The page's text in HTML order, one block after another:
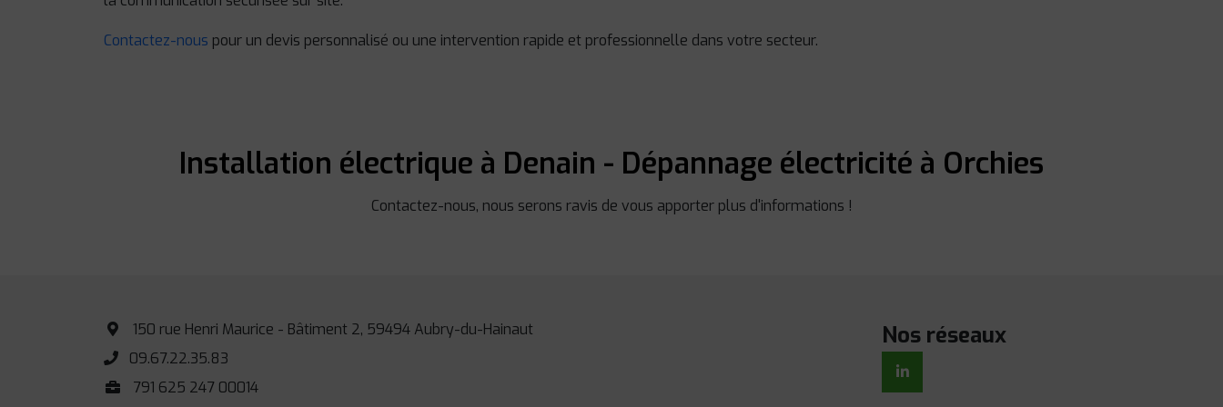
Contactez-nous pour un devis personnalisé ou une intervention rapide et professionnelle dans votre secteur.
Installation électrique à Denain - Dépannage électricité à Orchies
Contactez-nous, nous serons ravis de vous apporter plus d'informations !
150 rue Henri Maurice - Bâtiment 2, 59494 Aubry-du-Hainaut
09.67.22.35.83
791 625 247 00014
Nos réseaux